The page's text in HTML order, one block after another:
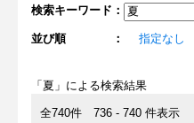
検索キーワード：
並び順 ： 指定なし
「夏」による検索結果
全740件 736 - 740 件表示